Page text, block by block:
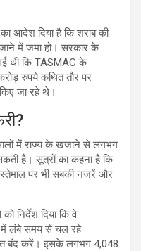
आदेश दिया है कि शराब की
में जमा हो। सरकार के
थी कि TASMAC के
रुपये कथित तौर पर
जा रहे थे।
में राज्य के खजाने से लगभग
है। सूत्रों का कहना है कि
पर भी सबकी नजरें और
निर्देश दिया कि वे
लंबे समय से चल रहे
बंद करें। इसके लगभग 4,048